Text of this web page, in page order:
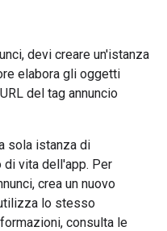
devi creare un'istanza
elabora gli oggetti
del tag annuncio
sola istanza di
vita dell'app. Per
crea un nuovo
lo stesso
consulta le